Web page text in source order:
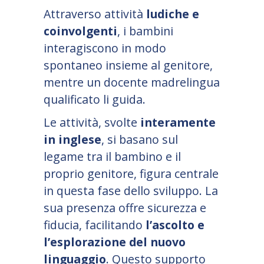
Attraverso attività ludiche e
coinvolgenti, i bambini
interagiscono in modo
spontaneo insieme al genitore,
mentre un docente madrelingua
qualificato li guida.
Le attività, svolte interamente
in inglese, si basano sul
legame tra il bambino e il
proprio genitore, figura centrale
in questa fase dello sviluppo. La
sua presenza offre sicurezza e
fiducia, facilitando l’ascolto e
l’esplorazione del nuovo
linguaggio. Questo supporto